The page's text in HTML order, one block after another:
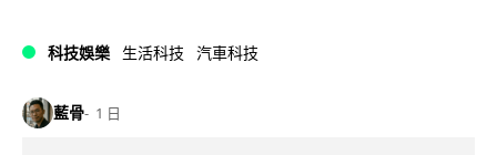
科技娛樂 生活科技 汽車科技
藍骨 1 日